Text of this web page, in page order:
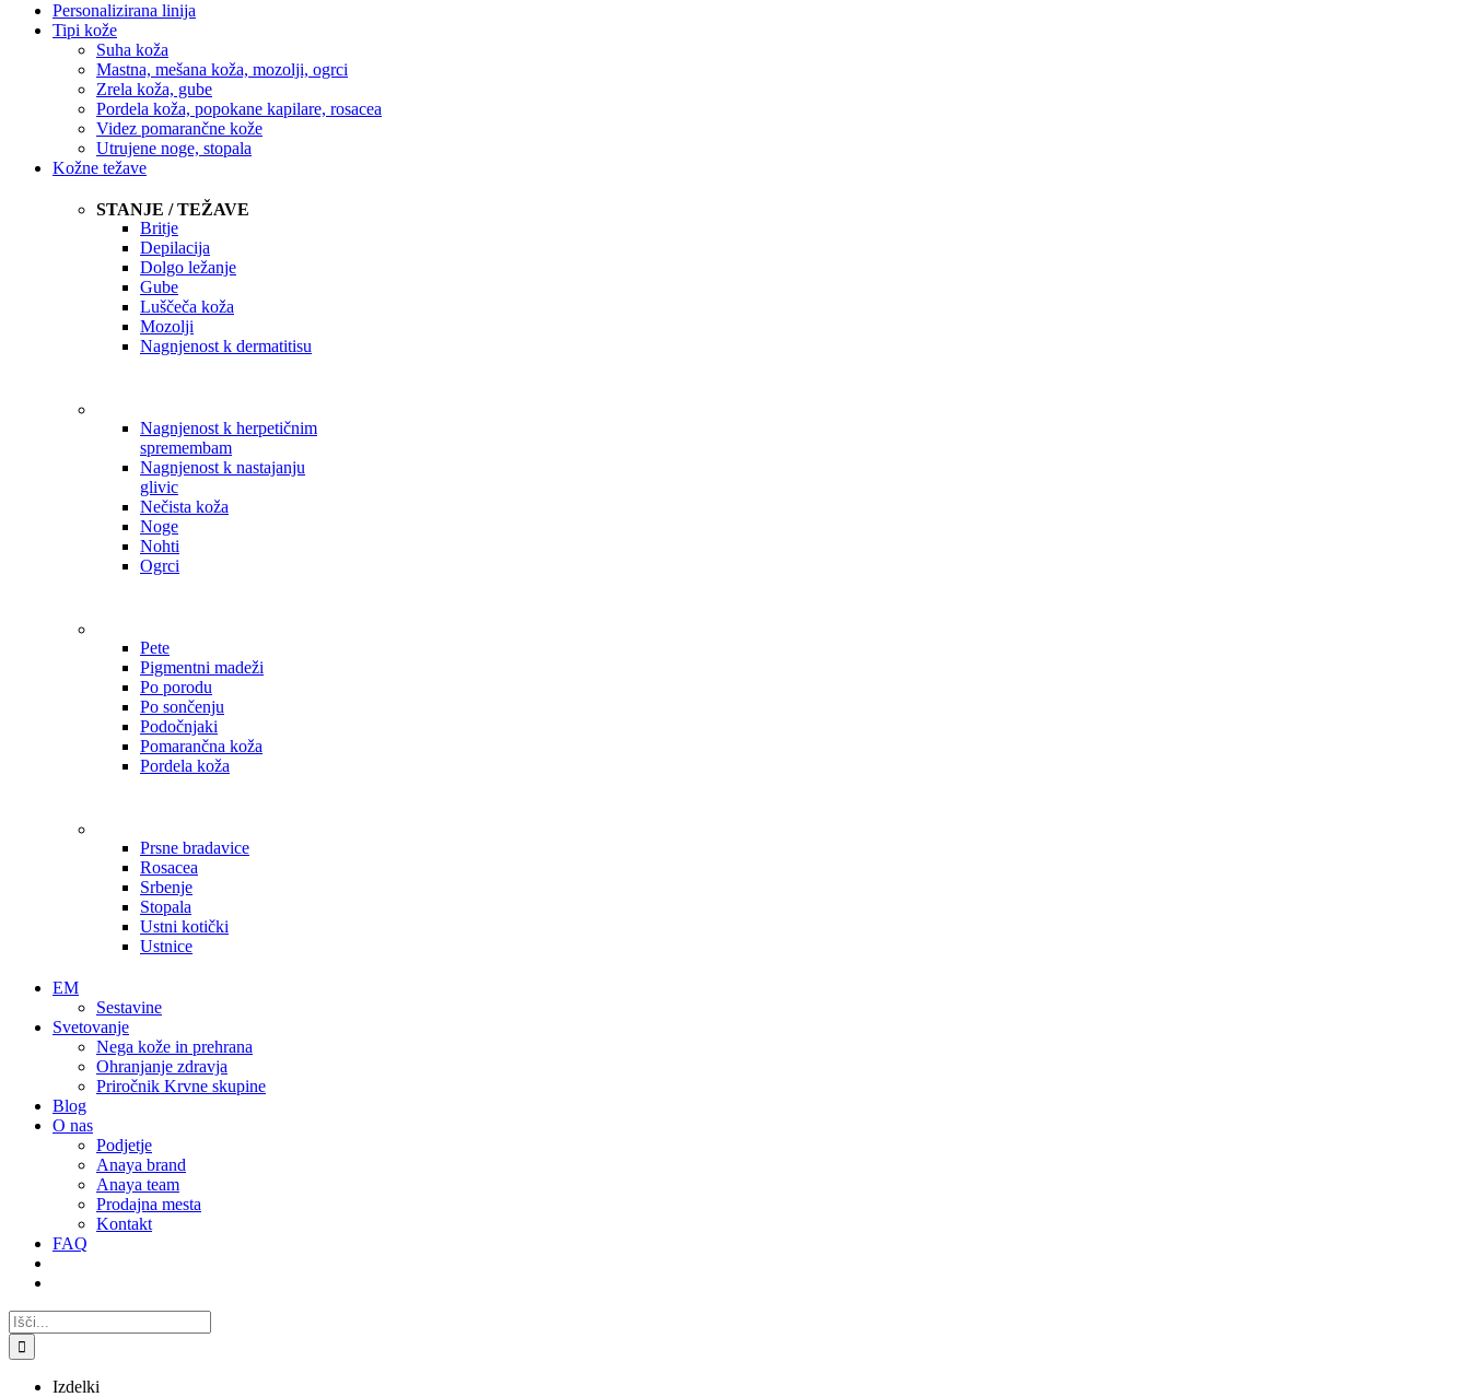
Personalizirana linija
Tipi kože
Suha koža
Mastna, mešana koža, mozolji, ogrci
Zrela koža, gube
Pordela koža, popokane kapilare, rosacea
Videz pomarančne kože
Utrujene noge, stopala
Kožne težave
STANJE / TEŽAVE
Britje
Depilacija
Dolgo ležanje
Gube
Luščeča koža
Mozolji
Nagnjenost k dermatitisu
Nagnjenost k herpetičnim
spremembam
Nagnjenost k nastajanju
glivic
Nečista koža
Noge
Nohti
Ogrci
Pete
Pigmentni madeži
Po porodu
Po sončenju
Podočnjaki
Pomarančna koža
Pordela koža
Prsne bradavice
Rosacea
Srbenje
Stopala
Ustni kotički
Ustnice
EM
Sestavine
Svetovanje
Nega kože in prehrana
Ohranjanje zdravja
Priročnik Krvne skupine
Blog
O nas
Podjetje
Anaya brand
Anaya team
Prodajna mesta
Kontakt
FAQ
Search
for:
Izdelki